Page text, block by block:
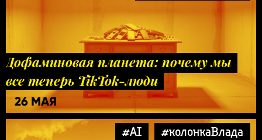
Дофаминовая планета: почему мы
все теперь TikTok-люди
26 МАЯ
#AI
#колонкаВлада